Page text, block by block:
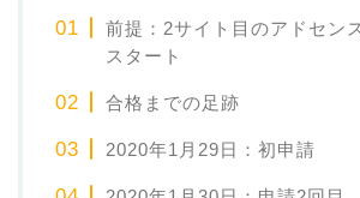
前提：2サイト目のアドセン
スタート
合格までの足跡
2020年1月29日：初申請